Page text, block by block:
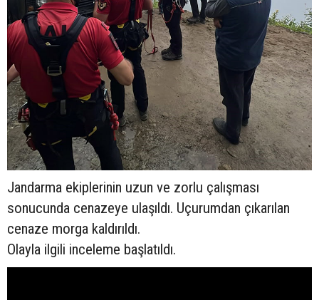
Jandarma ekiplerinin uzun ve zorlu çalışması
sonucunda cenazeye ulaşıldı. Uçurumdan çıkarılan
cenaze morga kaldırıldı.
Olayla ilgili inceleme başlatıldı.